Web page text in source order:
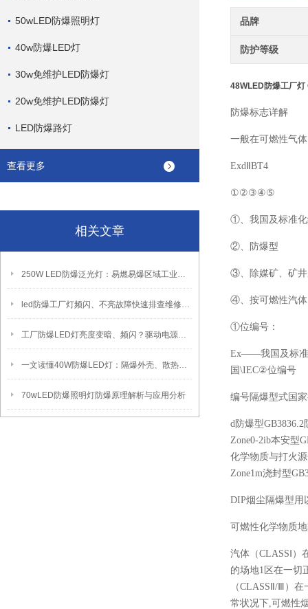
50wLED防爆照明灯
40w防爆LED灯
30w免维护LED防爆灯
20w免维护LED防爆灯
LED防爆路灯
查看更多
相关文章
250W LED防爆泛光灯：易燃易爆区域工业固定照明装置
led防爆工厂灯频闪、不亮故障快速排查维修方法
工厂防爆LED灯亮度变暗、频闪？驱动电源故障检修方法
一文读懂40W防爆LED灯：隔爆外壳、散热、防爆认证原理
70wLED防爆照明灯防爆原理解析与应用分析
品牌
防护等级
48WLED防爆工厂
防爆标志详解
一般在可燃性气
ExdⅡBT4
①②③④⑤
①、我国及标准
②、防爆型
③、除媒矿、矿
④、按可燃性汽体
①位编号：
Ex——我国及标
国\IEC②位编号
编号隔爆型式国
d防爆型
Zone0-2ib本安型
化学物质与打火
Zone1m浇封型
DIP烟尘隔爆型用
可燃性化学物质
汽体（CLASSⅠ）
的场地1区在一切
（CLASSⅡ/Ⅲ）
常状况下,可燃性